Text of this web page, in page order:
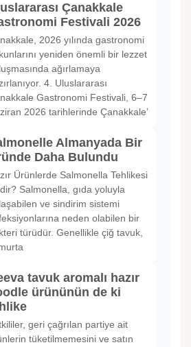
Çanakkale
Festivali 2026
2026 yılında gastronomi
yeniden önemli bir lezzet
ağırlamaya
4. Uluslararası
Gastronomi Festivali, 6–7
2026 tarihlerinde Çanakkale’
Almanyada Bir
Daha Bulundu
Ürünlerde Salmonella Tehlikesi
Salmonella, gıda yoluyla
ve sindirim sistemi
neden olabilen bir
türüdür. Genellikle çiğ tavuk,
tavuk aromalı hazır
ürününün de ki
geri çağrılan partiye ait
tüketilmemesini ve satın